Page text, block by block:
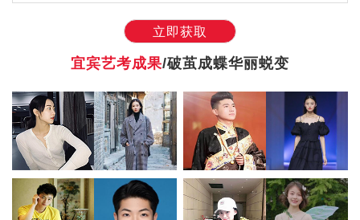
立即获取
宜宾艺考成果/破茧成蝶华丽蜕变